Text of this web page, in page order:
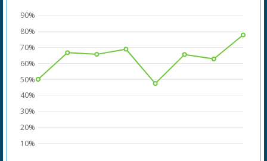
10%
20%
30%
40%
50%
60%
70%
80%
90%